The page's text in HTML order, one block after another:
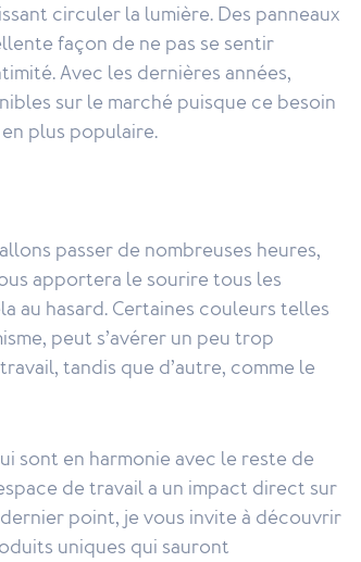
circuler la lumière. Des panneaux
façon de ne pas se sentir
Avec les dernières années,
sur le marché puisque ce besoin
plus populaire.
passer de nombreuses heures,
apportera le sourire tous les
au hasard. Certaines couleurs telles
peut s’avérer un peu trop
tandis que d’autre, comme le
sont en harmonie avec le reste de
de travail a un impact direct sur
point, je vous invite à découvrir
uniques qui sauront